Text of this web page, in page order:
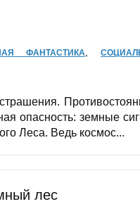
ФАНТАСТИКА,
опасность: земные
Леса. Ведь космос...
лес